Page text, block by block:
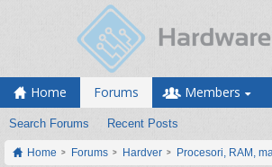
Home Forums
Search Forums Recent Posts
Members
Home Forums Hardver Procesori, RAM,